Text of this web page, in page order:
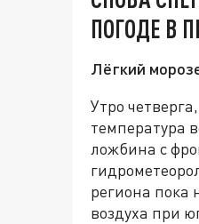
ПОГОДЕ В
Лёгкий
Утро
температура
ложбина с
региона пока
воздуха при